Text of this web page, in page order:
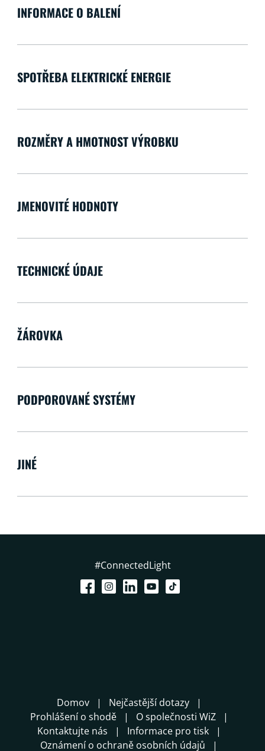
INFORMACE O BALENÍ
SPOTŘEBA ELEKTRICKÉ ENERGIE
ROZMĚRY A HMOTNOST VÝROBKU
JMENOVITÉ HODNOTY
TECHNICKÉ ÚDAJE
ŽÁROVKA
PODPOROVANÉ SYSTÉMY
JINÉ
#ConnectedLight
Domov
Nejčastější dotazy
Prohlášení o shodě
O společnosti WiZ
Kontaktujte nás
Informace pro tisk
Oznámení o ochraně osobních údajů